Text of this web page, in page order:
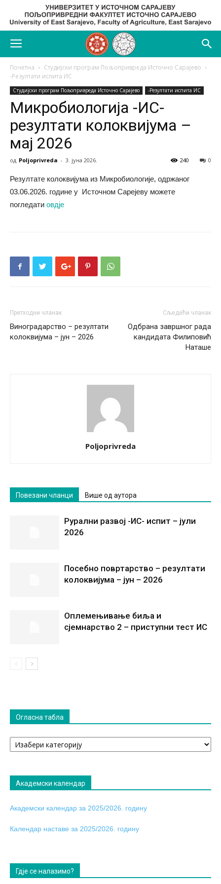
Почетна
Студијски програм Пољопривреда Источно Сарајево
-Резултати испита ИС
Студијски програм Пољопривреда Источно Сарајево -Резултати испита ИС
Микробиологија -ИС-
резултати колоквијума –
мај 2026
од Poljoprivreda - 3. јуна 2026. 0
240
Резултате колоквијума из Микробиологије, одржаног
03.06.2026. године у Источном Сарејеву можете
погледати овдје
Претходни чланак
Виноградарство – резултати
колоквијума – јун – 2026
Сљедећи чланак
Одбрана завршног рада
кандидата Филиповић
Наташе
Poljoprivreda
Повезани чланци Више од аутора
Рурални развој -ИС- испит – јули
2026
Посебно повртарство – резултати
колоквијума – јун – 2026
Оплемењивање биља и
сјемнарство 2 – приступни тест ИС
Огласна табла
Огласна
табла
Академски календар
Академски календар за 2025/2026. годину
Календар наставе за 2025/2026. годину
Гдје се налазимо?